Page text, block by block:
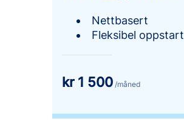
Nettbasert
Fleksibel oppstart
kr 1 500 /måned